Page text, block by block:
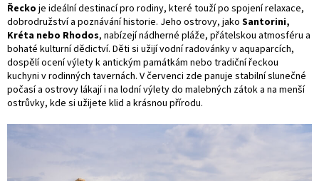
Řecko je ideální destinací pro rodiny, které touží po spojení relaxace,
dobrodružství a poznávání historie. Jeho ostrovy, jako Santorini,
Kréta nebo Rhodos, nabízejí nádherné pláže, přátelskou atmosféru a
bohaté kulturní dědictví. Děti si užijí vodní radovánky v aquaparcích,
dospělí ocení výlety k antickým památkám nebo tradiční řeckou
kuchyni v rodinných tavernách. V červenci zde panuje stabilní slunečné
počasí a ostrovy lákají i na lodní výlety do malebných zátok a na menší
ostrůvky, kde si užijete klid a krásnou přírodu.